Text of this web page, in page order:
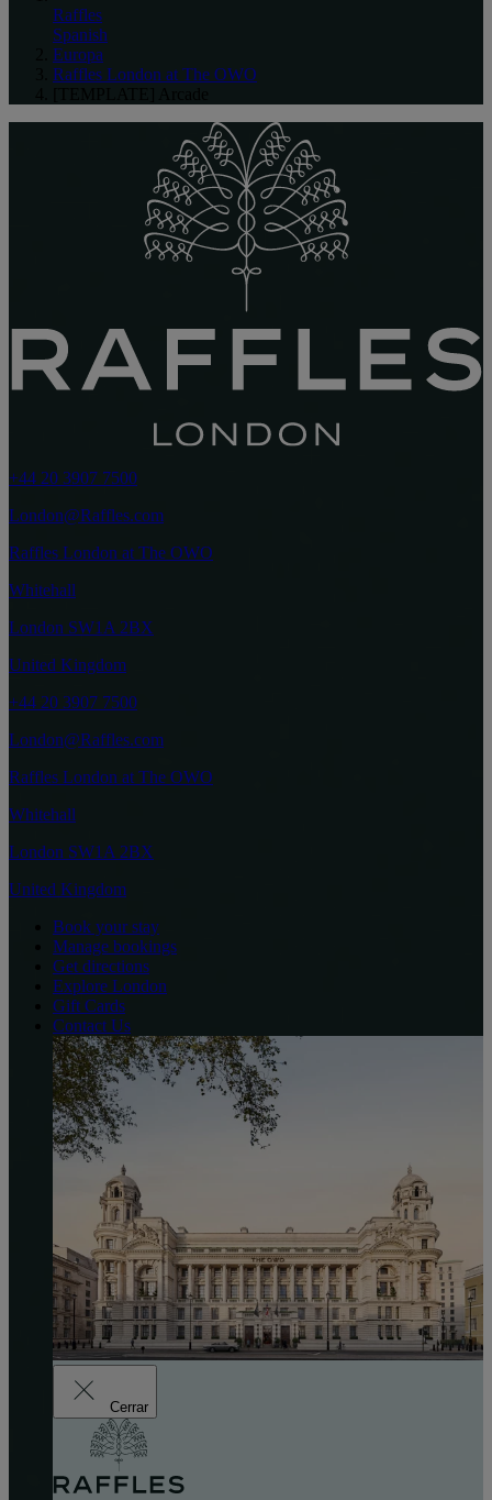
Raffles
Spanish
Europa
Raffles London at The OWO
+44 20 3907 7500
London@Raffles.com
Raffles London at The OWO
Whitehall
London SW1A 2BX
United Kingdom
+44 20 3907 7500
London@Raffles.com
Raffles London at The OWO
Whitehall
London SW1A 2BX
United Kingdom
Book your stay
Manage bookings
Get directions
Explore London
Gift Cards
Contact Us
Cerrar